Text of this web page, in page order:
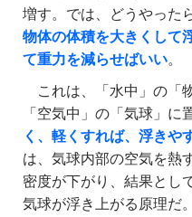
増す。では、どうやった
物体の体積を大きくして
て重力を減らせばいい。
これは、「水中」の「
「空気中」の「気球」に
く、軽くすれば、浮きや
は、気球内部の空気を熱
密度が下がり、結果とし
気球が浮き上がる原理だ。